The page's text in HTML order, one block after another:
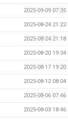
2025-09-09 07:35
2025-08-24 21:22
2025-08-24 21:18
2025-08-20 19:34
2025-08-17 19:20
2025-08-12 08:04
2025-08-06 07:46
2025-08-03 18:46